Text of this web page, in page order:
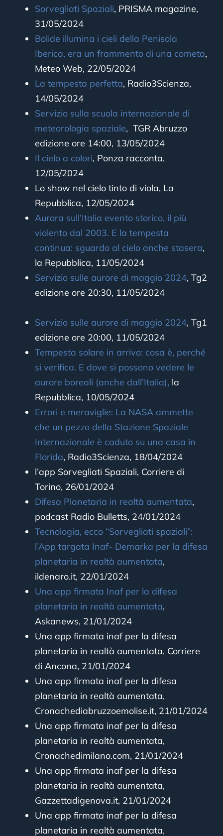
Sorvegliati Spaziali, PRISMA magazine,
31/05/2024
Bolide illumina i cieli della Penisola
Iberica, era un frammento di una cometa,
Meteo Web, 22/05/2024
La tempesta perfetta, Radio3Scienza,
14/05/2024
Servizio sulla scuola internazionale di
meteorologia spaziale, TGR Abruzzo
edizione ore 14:00, 13/05/2024
Il cielo a colori, Ponza racconta,
12/05/2024
Lo show nel cielo tinto di viola, La
Repubblica, 12/05/2024
Aurora sull’Italia evento storico, il più
violento dal 2003. E la tempesta
continua: sguardo al cielo anche stasera,
la Repubblica, 11/05/2024
Servizio sulle aurore di maggio 2024, Tg2
edizione ore 20:30, 11/05/2024
Servizio sulle aurore di maggio 2024, Tg1
edizione ore 20:00, 11/05/2024
Tempesta solare in arrivo: cosa è, perché
si verifica. E dove si possono vedere le
aurore boreali (anche dall’Italia), la
Repubblica, 10/05/2024
Errori e meraviglie: La NASA ammette
che un pezzo della Stazione Spaziale
Internazionale è caduto su una casa in
Florida, Radio3Scienza, 18/04/2024
l’app Sorvegliati Spaziali, Corriere di
Torino, 26/01/2024
Difesa Planetaria in realtà aumentata,
podcast Radio Bulletts, 24/01/2024
Tecnologia, ecco “Sorvegliati spaziali”:
l’App targata Inaf- Demarka per la difesa
planetaria in realtà aumentata,
ildenaro.it, 22/01/2024
Una app firmata Inaf per la difesa
planetaria in realtà aumentata,
Askanews, 21/01/2024
Una app firmata inaf per la difesa
planetaria in realtà aumentata, Corriere
di Ancona, 21/01/2024
Una app firmata inaf per la difesa
planetaria in realtà aumentata,
Cronachediabruzzoemolise.it, 21/01/2024
Una app firmata inaf per la difesa
planetaria in realtà aumentata,
Cronachedimilano.com, 21/01/2024
Una app firmata inaf per la difesa
planetaria in realtà aumentata,
Gazzettadigenova.it, 21/01/2024
Una app firmata inaf per la difesa
planetaria in realtà aumentata,